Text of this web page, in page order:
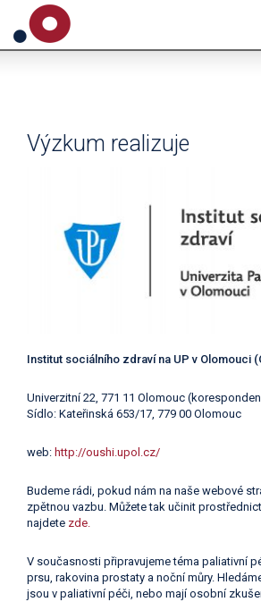
Výzkum realizuje
Institut sociálního zdraví na UP v Olomouci
Univerzitní 22, 771 11 Olomouc
Sídlo: Kateřinská 653/17, 779 00 Olomouc
web: http://oushi.upol.cz/
Budeme rádi, pokud nám na naše webové
zpětnou vazbu. Můžete tak učinit
najdete zde.
V současnosti připravujeme téma paliativní
prsu, rakovina prostaty a noční můry.
jsou v paliativní péči, nebo mají osobní